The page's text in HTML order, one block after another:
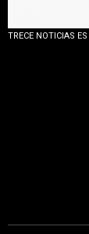
TRECE NOTICIAS